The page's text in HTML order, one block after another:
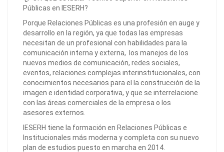
Públicas en IESERH?
Porque Relaciones Públicas es una profesión en auge y
desarrollo en la región, ya que todas las empresas
necesitan de un profesional con habilidades para la
comunicación interna y externa, los manejos de los
nuevos medios de comunicación, redes sociales,
eventos, relaciones complejas interinstitucionales, con
conocimientos necesarios para el la construcción de la
imagen e identidad corporativa, y que se interrelacione
con las áreas comerciales de la empresa o los
asesores externos.
IESERH tiene la formación en Relaciones Públicas e
Institucionales más moderna y completa con su nuevo
plan de estudios puesto en marcha en 2014.